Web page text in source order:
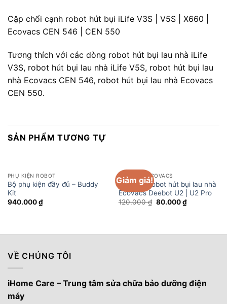
Cặp chổi cạnh robot hút bụi iLife V3S | V5S | X660 |
Ecovacs CEN 546 | CEN 550
Tương thích với các dòng robot hút bụi lau nhà iLife
V3S, robot hút bụi lau nhà iLife V5S, robot hút bụi lau
nhà Ecovacs CEN 546, robot hút bụi lau nhà Ecovacs
CEN 550.
SẢN PHẨM TƯƠNG TỰ
PHỤ KIỆN ROBOT
Bộ phụ kiện đầy đủ – Buddy
Kit
940.000₫
Giảm giá!
PHỤ KIỆN ECOVACS
Khăn lau robot hút bụi lau nhà
Ecovacs Deebot U2 | U2 Pro
120.000₫ Giá
80.000₫Giá
hiện
VỀ CHÚNG TÔI
iHome Care – Trung tâm sửa chữa bảo dưỡng điện
máy